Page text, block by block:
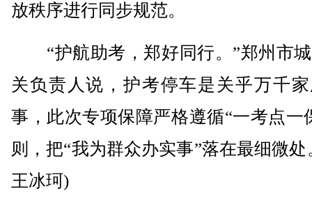
放秩序进行同步规范。
“护航助考，郑好同行。”郑州市
关负责人说，护考停车是关乎万千
事，此次专项保障严格遵循“一考点一
则，把“我为群众办实事”落在最细微
王冰珂)